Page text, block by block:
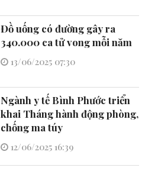
Đồ uống có đường gây ra
340.000 ca tử vong mỗi năm
13/06/2025 07:30
Ngành y tế Bình Phước triển
khai Tháng hành động phòng,
chống ma túy
12/06/2025 16:39